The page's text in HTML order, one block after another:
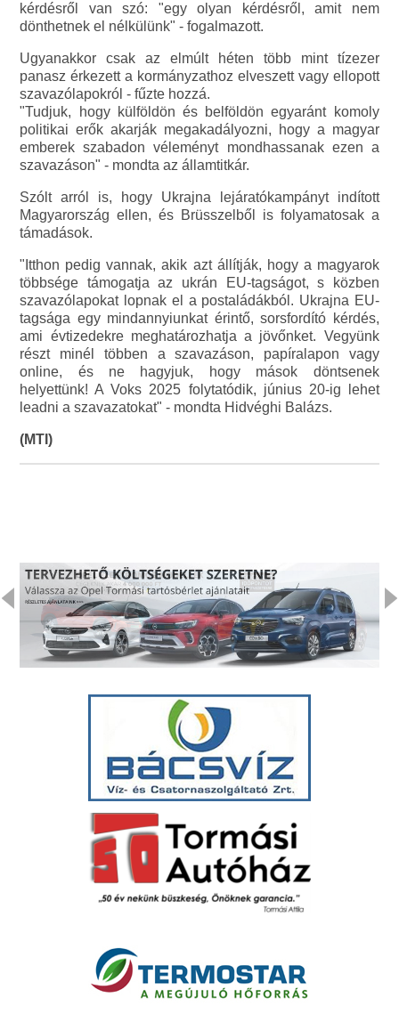
kérdésről van szó: "egy olyan kérdésről, amit nem
dönthetnek el nélkülünk" - fogalmazott.
Ugyanakkor csak az elmúlt héten több mint tízezer
panasz érkezett a kormányzathoz elveszett vagy ellopott
szavazólapokról - fűzte hozzá.
"Tudjuk, hogy külföldön és belföldön egyaránt komoly
politikai erők akarják megakadályozni, hogy a magyar
emberek szabadon véleményt mondhassanak ezen a
szavazáson" - mondta az államtitkár.
Szólt arról is, hogy Ukrajna lejáratókampányt indított
Magyarország ellen, és Brüsszelből is folyamatosak a
támadások.
"Itthon pedig vannak, akik azt állítják, hogy a magyarok
többsége támogatja az ukrán EU-tagságot, s közben
szavazólapokat lopnak el a postaládákból. Ukrajna EU-
tagsága egy mindannyiunkat érintő, sorsfordító kérdés,
ami évtizedekre meghatározhatja a jövőnket. Vegyünk
részt minél többen a szavazáson, papíralapon vagy
online, és ne hagyjuk, hogy mások döntsenek
helyettünk! A Voks 2025 folytatódik, június 20-ig lehet
leadni a szavazatokat" - mondta Hidvéghi Balázs.
(MTI)